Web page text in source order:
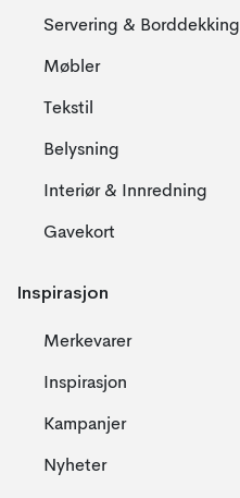
Servering & Borddekking
Møbler
Tekstil
Belysning
Interiør & Innredning
Gavekort
Inspirasjon
Merkevarer
Inspirasjon
Kampanjer
Nyheter